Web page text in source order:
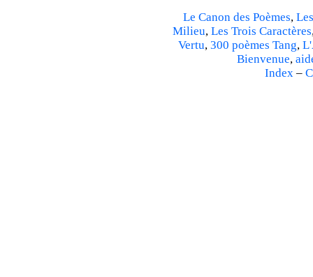
Le Canon des Poèmes,
Milieu, Les Trois Caractères
Vertu, 300 poèmes Tang,
Bienvenue,
Index–